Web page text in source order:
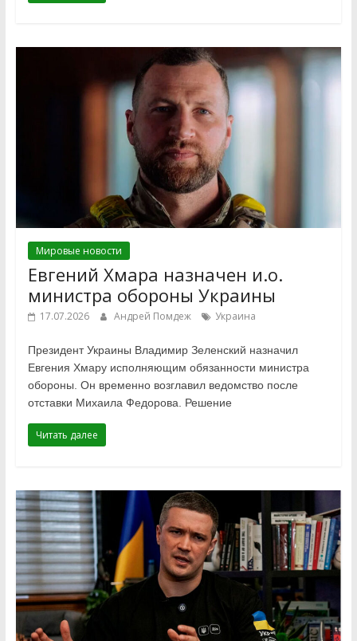
Мировые новости
Евгений Хмара назначен и.о.
министра обороны Украины
17.07.2026 Андрей Помдеж Украина
Президент Украины Владимир Зеленский назначил
Евгения Хмару исполняющим обязанности министра
обороны. Он временно возглавил ведомство после
отставки Михаила Федорова. Решение
Читать далее